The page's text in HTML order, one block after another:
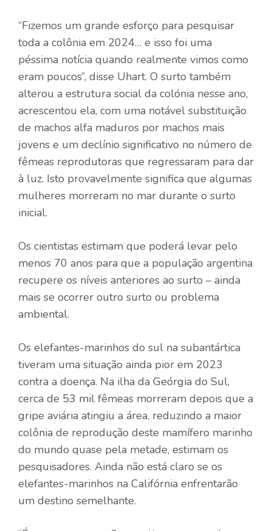
“Fizemos um grande esforço para pesquisar
toda a colônia em 2024… e isso foi uma
péssima notícia quando realmente vimos como
eram poucos”, disse Uhart. O surto também
alterou a estrutura social da colónia nesse ano,
acrescentou ela, com uma notável substituição
de machos alfa maduros por machos mais
jovens e um declínio significativo no número de
fêmeas reprodutoras que regressaram para dar
à luz. Isto provavelmente significa que algumas
mulheres morreram no mar durante o surto
inicial.
Os cientistas estimam que poderá levar pelo
menos 70 anos para que a população argentina
recupere os níveis anteriores ao surto – ainda
mais se ocorrer outro surto ou problema
ambiental.
Os elefantes-marinhos do sul na subantártica
tiveram uma situação ainda pior em 2023
contra a doença. Na ilha da Geórgia do Sul,
cerca de 53 mil fêmeas morreram depois que a
gripe aviária atingiu a área, reduzindo a maior
colônia de reprodução deste mamífero marinho
do mundo quase pela metade, estimam os
pesquisadores. Ainda não está claro se os
elefantes-marinhos na Califórnia enfrentarão
um destino semelhante.